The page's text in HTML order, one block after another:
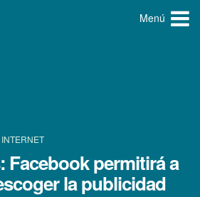
Menú
INTERNET
Facebook permitirá a
la publicidad